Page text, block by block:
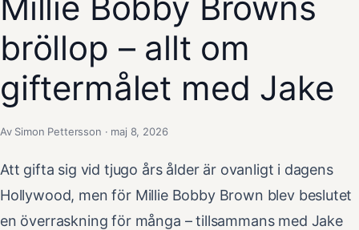
bröllop – allt om
giftermålet med Jake
Av Simon Pettersson · maj 8, 2026
Att gifta sig vid tjugo års ålder är ovanligt i dagens
Hollywood, men för Millie Bobby Brown blev beslutet
en överraskning för många – tillsammans med Jake